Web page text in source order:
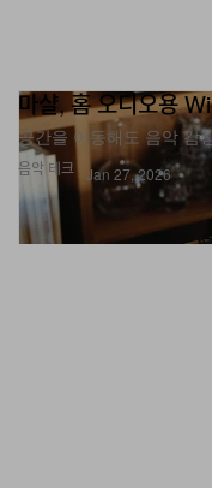
음악 테크
마샬, 홈 오디오용
공간을 이동해도 음악 감
Jan 27, 2026